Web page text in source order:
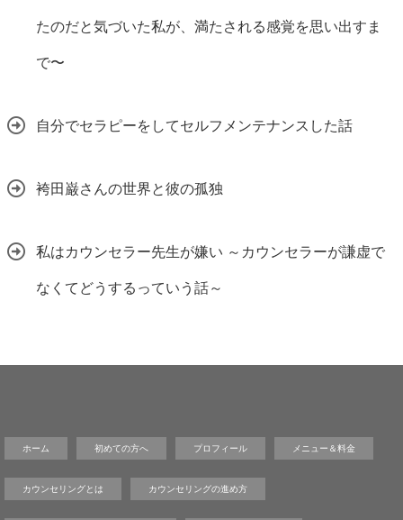
たのだと気づいた私が、満たされる感覚を思い出すま
で〜
自分でセラピーをしてセルフメンテナンスした話
袴田巌さんの世界と彼の孤独
私はカウンセラー先生が嫌い ～カウンセラーが謙虚で
なくてどうするっていう話～
ホーム 初めての方へ プロフィール メニュー＆料金
カウンセリングとは カウンセリングの進め方